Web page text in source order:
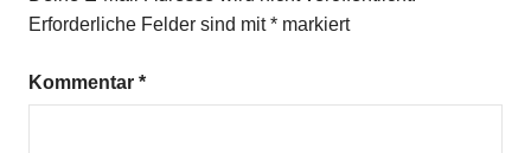
Erforderliche Felder sind mit* markiert
Kommentar *